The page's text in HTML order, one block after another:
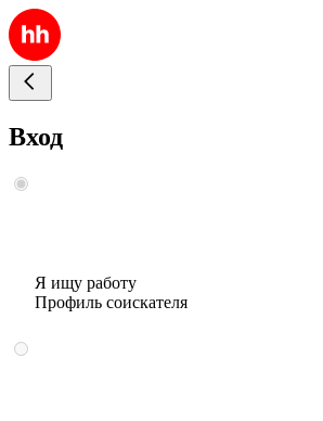
Вход
Я ищу работу
Профиль соискателя